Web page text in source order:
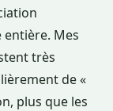
Mes
très
de «
plus que les